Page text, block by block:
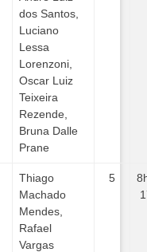
dos Santos,
Luciano
Lessa
Lorenzoni,
Oscar Luiz
Teixeira
Rezende,
Bruna Dalle
Prane
Thiago
Machado
Mendes,
Rafael
Vargas
5